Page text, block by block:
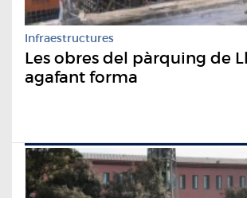
Infraestructures
Les obres del pàrquing de
agafant forma